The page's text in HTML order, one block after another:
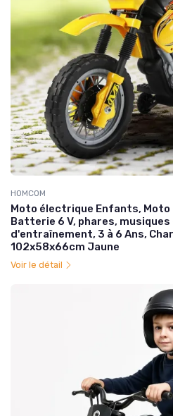
HOMCOM
Moto électrique Enfants,
Batterie 6 V, phares, musiques
d'entraînement, 3 à 6 Ans,
102x58x66cm Jaune
Voir le détail